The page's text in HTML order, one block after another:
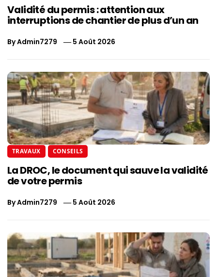
Validité du permis : attention aux
interruptions de chantier de plus d’un an
ByAdmin7279 5 Août 2026
TRAVAUX CONSEILS
La DROC, le document qui sauve la validité
de votre permis
ByAdmin7279 5 Août 2026